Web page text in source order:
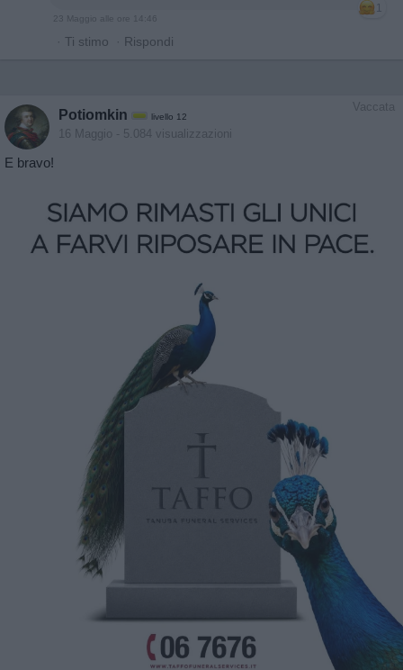
1
23 Maggio alle ore 14:46
· Ti stimo · Rispondi
Vaccata
Potiomkin livello 12
16 Maggio - 5.084 visualizzazioni
E bravo!